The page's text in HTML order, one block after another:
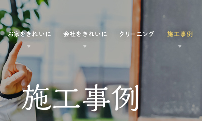
お家をきれいに 会社をきれいに クリーニング 施工事例
施工事例